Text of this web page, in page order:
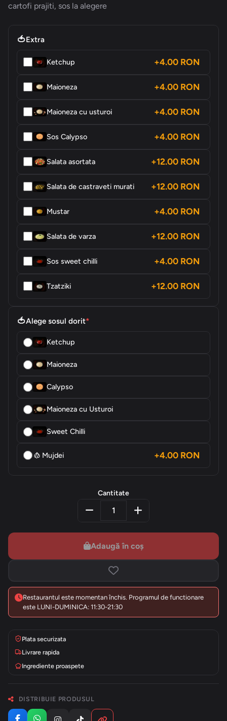
cartofi prajiti, sos la alegere
🍅Extra
Ketchup +4.00 RON
Maioneza +4.00 RON
Maioneza cu usturoi +4.00 RON
Sos Calypso +4.00 RON
Salata asortata +12.00 RON
Salata de castraveti murati +12.00 RON
Mustar +4.00 RON
Salata de varza +12.00 RON
Sos sweet chilli +4.00 RON
Tzatziki +12.00 RON
🍅Alege sosul dorit*
Ketchup
Maioneza
Calypso
Maioneza cu Usturoi
Sweet Chilli
🧄 Mujdei +4.00 RON
Cantitate
Adaugă în coș
Restaurantul este momentan închis. Programul de functionare
este LUNI-DUMINICA: 11:30-21:30
Plata securizata
Livrare rapida
Ingrediente proaspete
DISTRIBUIE PRODUSUL